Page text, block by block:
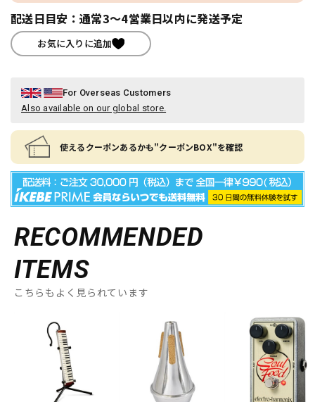
配送日目安：通常3～4営業日以内に発送予定
お気に入りに追加
For Overseas Customers
Also available on our global store.
使えるクーポンあるかも"クーポンBOX"を確認
RECOMMENDED
ITEMS
こちらもよく見られています